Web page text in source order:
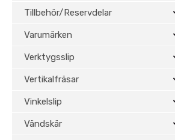
Tillbehör/Reservdelar
Varumärken
Verktygsslip
Vertikalfräsar
Vinkelslip
Vändskär